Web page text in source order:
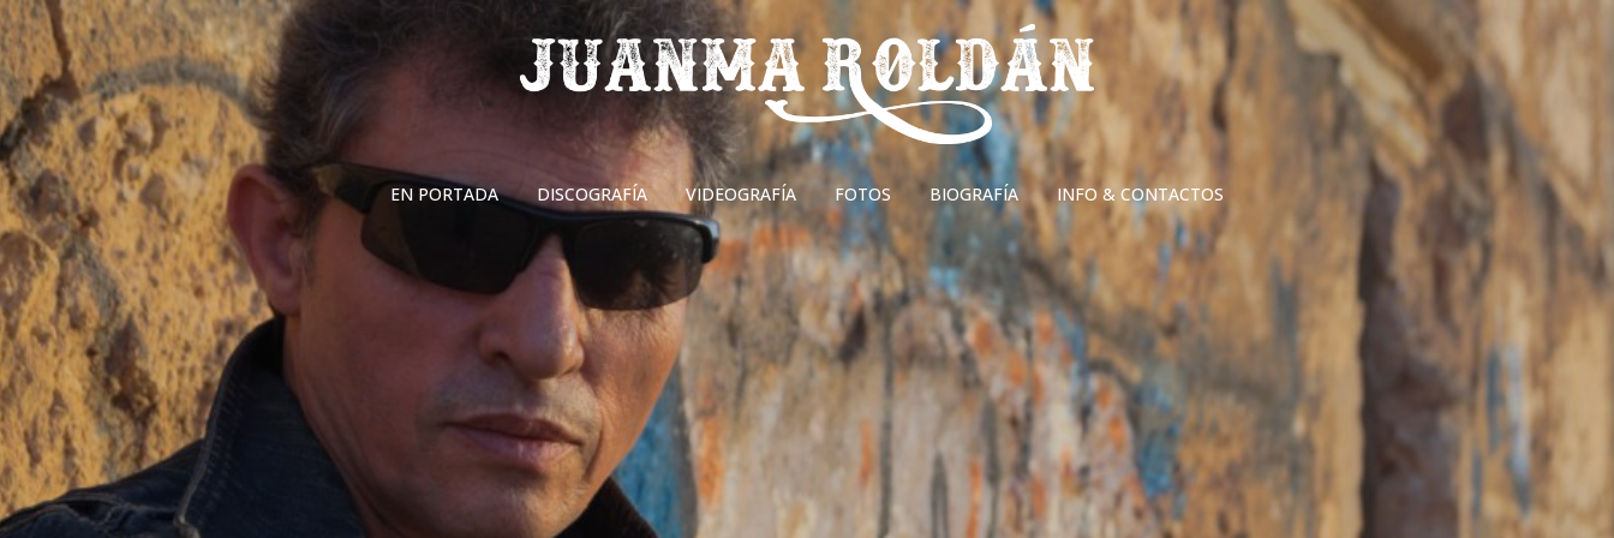
Skip
to
content
EN PORTADA DISCOGRAFÍA VIDEOGRAFÍA FOTOS BIOGRAFÍA INFO & CONTACTOS